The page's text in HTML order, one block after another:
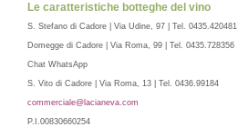
Le caratteristiche botteghe del vino
S. Stefano di Cadore | Via Udine, 97 | Tel. 0435.420481
Domegge di Cadore | Via Roma, 99 | Tel. 0435.728356
Chat WhatsApp
S. Vito di Cadore | Via Roma, 13 | Tel. 0436.99184
commerciale@lacianeva.com
P.I.00830660254